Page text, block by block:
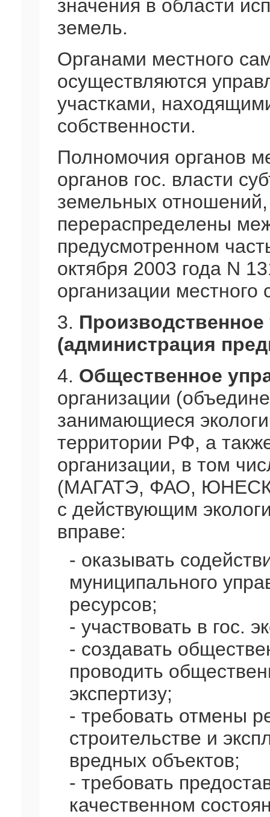
значения в области
земель.
Органами местного
осуществляются
участками,
собственности.
Полномочия органов
органов гос. власти
земельных
перераспределены
предусмотренном
октября 2003 года N
организации
3.
(администрация
4. Общественное
организации
занимающиеся
территории РФ, а
организации, в том
(МАГАТЭ, ФАО,
с действующим
вправе:
- оказывать
муниципального
ресурсов;
- участвовать в гос.
- создавать
проводить
экспертизу;
- требовать отмены
строительстве и
вредных объектов;
- требовать
качественном